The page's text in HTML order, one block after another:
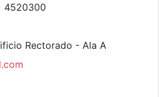
4520300
Rectorado - Ala A